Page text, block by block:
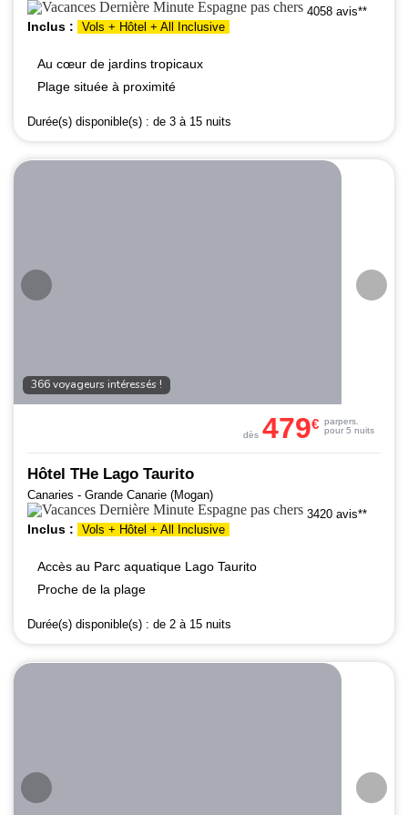
4058 avis**
Inclus : Vols + Hôtel + All Inclusive
Au cœur de jardins tropicaux
Plage située à proximité
Durée(s) disponible(s) : de 3 à 15 nuits
366 voyageurs intéressés !
Hôtel THe Lago Taurito
Canaries - Grande Canarie (Mogan)
3420 avis**
Inclus : Vols + Hôtel + All Inclusive
Accès au Parc aquatique Lago Taurito
Proche de la plage
Durée(s) disponible(s) : de 2 à 15 nuits
dès 479€ parpers.
pour 5 nuits